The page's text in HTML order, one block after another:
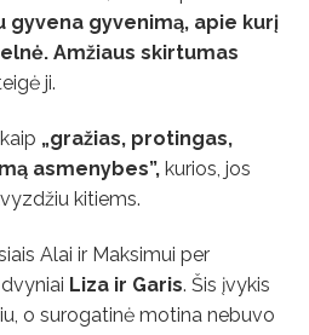
gyvena gyvenimą, apie kurį
Amžiaus skirtumas
ji.
„gražias, protingas,
asmenybes”, kurios, jos
kitiems.
Alai ir Maksimui per
Liza ir Garis. Šis įvykis
o surogatinė motina nebuvo